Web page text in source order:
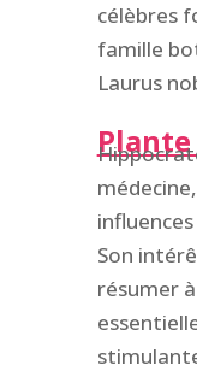
célèbres
famille
Laurus
Son
résumer